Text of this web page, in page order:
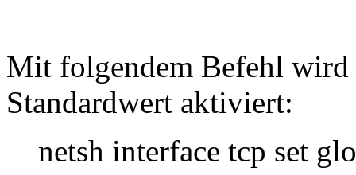
Mit folgendem Befehl
Standardwert aktiviert:
netsh interface tcp set